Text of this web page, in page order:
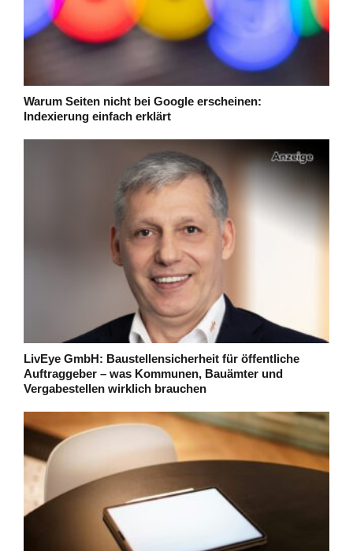
Warum Seiten nicht bei Google erscheinen:
Indexierung einfach erklärt
LivEye GmbH: Baustellensicherheit für öffentliche
Auftraggeber – was Kommunen, Bauämter und
Vergabestellen wirklich brauchen